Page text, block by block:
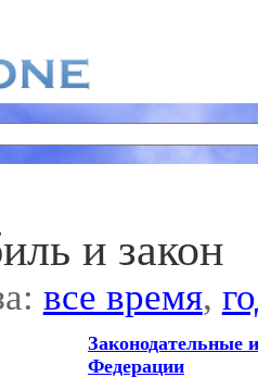
и закон
все время,
Законодательные
Федерации